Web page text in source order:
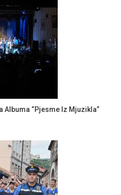
Albuma “Pjesme Iz Mjuzikla”